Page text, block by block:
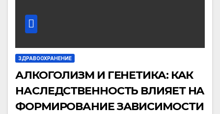
ЗДРАВООХРАНЕНИЕ
АЛКОГОЛИЗМ И ГЕНЕТИКА: КАК
НАСЛЕДСТВЕННОСТЬ ВЛИЯЕТ НА
ФОРМИРОВАНИЕ ЗАВИСИМОСТИ